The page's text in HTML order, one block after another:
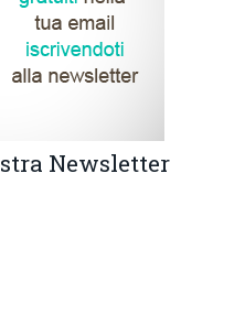
Newsletter